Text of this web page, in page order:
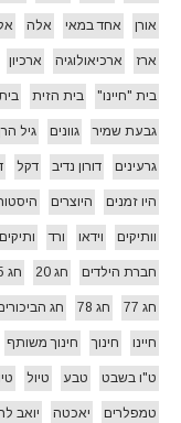
אורן אחד במאי אלה
ארז ארכיאולוגיה ארכיון
בית "חיינו" בית הזית
גבעת שמיר גוונים גיל
גרעינים דורון נדיב דקל
היו זמנים היוצרים
וותיקים וידאו ורד ותיקים
חברת הילדים חג 20 חג 25
חג 77 חג 78 חג
חיינו חינוך חינוך משותף
ט"ו בשבט טבע טיול
טמפלרים יאכטה יואב